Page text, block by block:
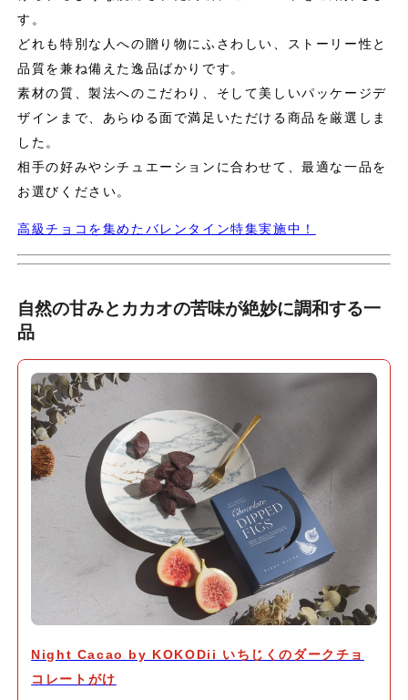
す。
どれも特別な人への贈り物にふさわしい、ストーリー性と
品質を兼ね備えた逸品ばかりです。
素材の質、製法へのこだわり、そして美しいパッケージデ
ザインまで、あらゆる面で満足いただける商品を厳選しま
した。
相手の好みやシチュエーションに合わせて、最適な一品を
お選びください。
高級チョコを集めたバレンタイン特集実施中！
自然の甘みとカカオの苦味が絶妙に調和する一
品
Night Cacao by KOKODii いちじくのダークチョ
コレートがけ